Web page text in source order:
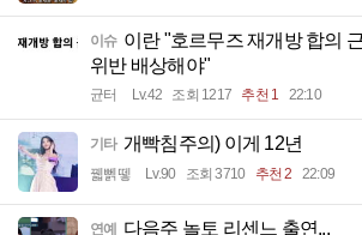
이슈 이란 "호르무즈 재개방 합의
위반 배상해야"
균터 Lv.42 조회 1217 추천 1 22:10
기타 개빡침주의) 이게 12년
꿻뻵뗗 Lv.90 조회 3710 추천 2 22:09
연예 다음주 놀토 리센느 출연...